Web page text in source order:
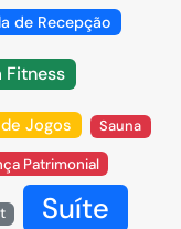
de Recepção
Fitness
Jogos Sauna
Patrimonial
Suíte